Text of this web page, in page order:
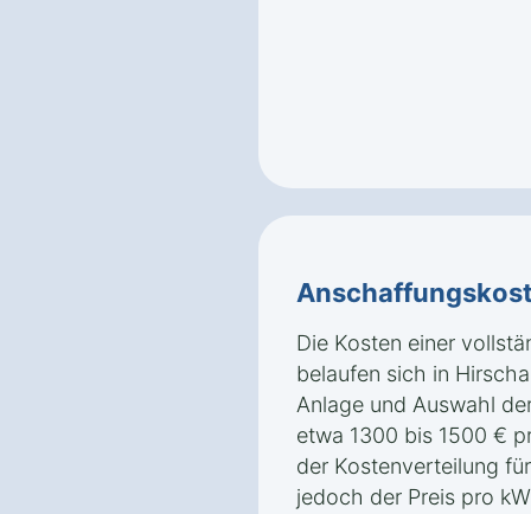
Die Kosten einer
belaufen sich in
Anlage und Auswahl
etwa 1300 bis 1500 €
der Kostenverteilung
jedoch der Preis pro